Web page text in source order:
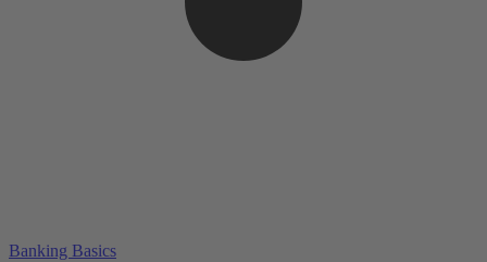
Banking Basics